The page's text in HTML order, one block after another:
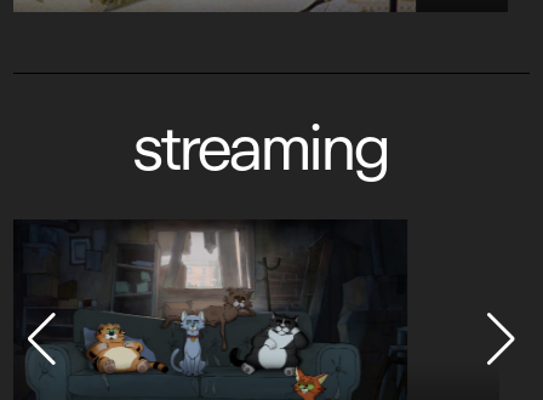
streaming
Star Wars : Visions Présente - Le
Neuvième Jedi